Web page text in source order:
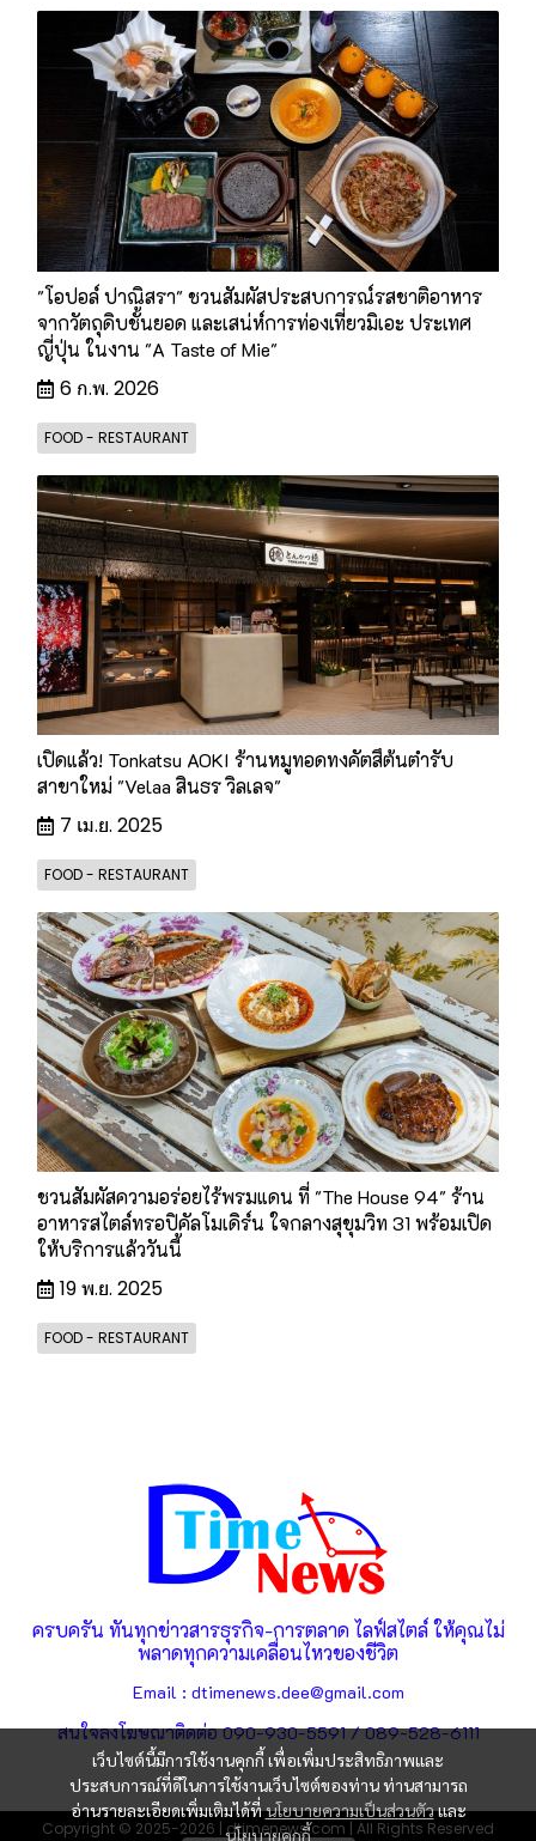
"โอปอล์ ปาณิสรา" ชวนสัมผัสประสบการณ์รสชาติอาหาร
จากวัตถุดิบชั้นยอด และเสน่ห์การท่องเที่ยวมิเอะ ประเทศ
ญี่ปุ่น ในงาน "A Taste of Mie"
6 ก.พ. 2026
FOOD - RESTAURANT
เปิดแล้ว! Tonkatsu AOKI ร้านหมูทอดทงคัตสึต้นตำรับ
สาขาใหม่ "Velaa สินธร วิลเลจ"
7 เม.ย. 2025
FOOD - RESTAURANT
ชวนสัมผัสความอร่อยไร้พรมแดน ที่ "The House 94" ร้าน
อาหารสไตล์ทรอปิคัลโมเดิร์น ใจกลางสุขุมวิท 31 พร้อมเปิด
ให้บริการแล้ววันนี้
19 พ.ย. 2025
FOOD - RESTAURANT
เว็บไซต์นี้มีการใช้งานคุกกี้ เพื่อเพิ่มประสิทธิภาพและ
ประสบการณ์ที่ดีในการใช้งานเว็บไซต์ของท่าน ท่านสามารถ
อ่านรายละเอียดเพิ่มเติมได้ที่นโยบายความเป็นส่วนตัวและ
นโยบายคุกกี้
ครบครัน ทันทุกข่าวสารธุรกิจ-การตลาด ไลฟ์สไตล์ ให้คุณไม่
พลาดทุกความเคลื่อนไหวของชีวิต
Email : dtimenews.dee@gmail.com
สนใจลงโฆษณาติดต่อ 090-930-5591 / 089-528-6111
Copyright © 2025-2026 | dtimenews.com | All Rights Reserved